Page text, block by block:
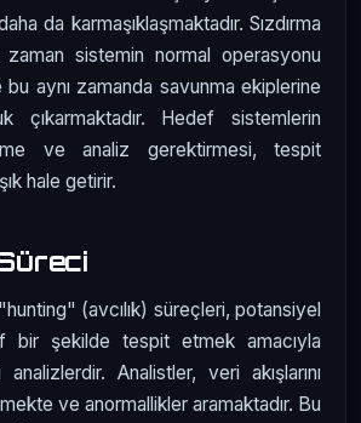
da karmaşıklaşmaktadır. Sızdırma
sistemin normal operasyonu
aynı zamanda savunma ekiplerine
çıkarmaktadır. Hedef sistemlerin
ve analiz gerektirmesi, tespit
hale getirir.
(avcılık) süreçleri, potansiyel
bir şekilde tespit etmek amacıyla
analizlerdir. Analistler, veri akışlarını
ve anormallikler aramaktadır. Bu